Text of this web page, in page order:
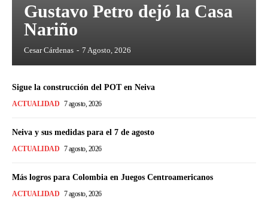
Gustavo Petro dejó la Casa
Nariño
Cesar Cárdenas - 7 Agosto, 2026
Sigue la construcción del POT en Neiva
ACTUALIDAD 7 agosto, 2026
Neiva y sus medidas para el 7 de agosto
ACTUALIDAD 7 agosto, 2026
Más logros para Colombia en Juegos Centroamericanos
ACTUALIDAD 7 agosto, 2026